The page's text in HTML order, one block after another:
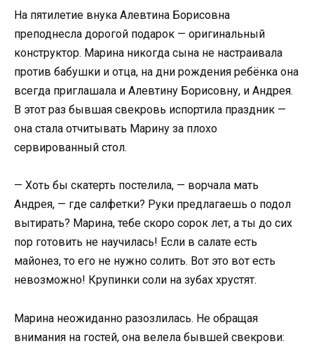
На пятилетие внука Алевтина Борисовна
преподнесла дорогой подарок — оригинальный
конструктор. Марина никогда сына не настраивала
против бабушки и отца, на дни рождения ребёнка она
всегда приглашала и Алевтину Борисовну, и Андрея.
В этот раз бывшая свекровь испортила праздник —
она стала отчитывать Марину за плохо
сервированный стол.
— Хоть бы скатерть постелила, — ворчала мать
Андрея, — где салфетки? Руки предлагаешь о подол
вытирать? Марина, тебе скоро сорок лет, а ты до сих
пор готовить не научилась! Если в салате есть
майонез, то его не нужно солить. Вот это вот есть
невозможно! Крупинки соли на зубах хрустят.
Марина неожиданно разозлилась. Не обращая
внимания на гостей, она велела бывшей свекрови: